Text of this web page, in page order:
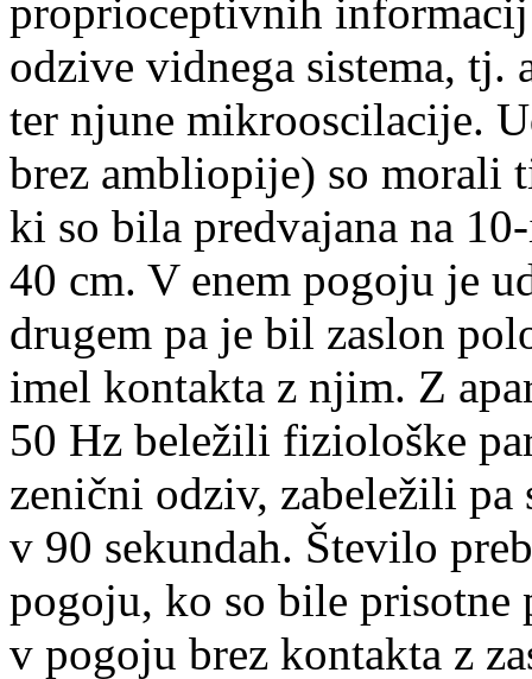
proprioceptivnih
odzive vidnega sistema,
ter njune mikrooscilacije.
brez ambliopije) so morali
ki so bila predvajana na
40 cm. V enem pogoju je
drugem pa je bil zaslon
imel kontakta z njim. Z
50 Hz beležili fiziološke
zenični odziv, zabeležili
v 90 sekundah. Število
pogoju, ko so bile
v pogoju brez kontakta z